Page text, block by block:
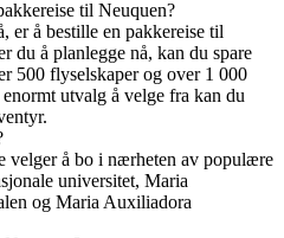
til Neuquen?
er å bestille en pakkereise til
du å planlegge nå, kan du spare
500 flyselskaper og over 1 000
utvalg å velge fra kan du
velger å bo i nærheten av populære
universitet, Maria
og Maria Auxiliadora